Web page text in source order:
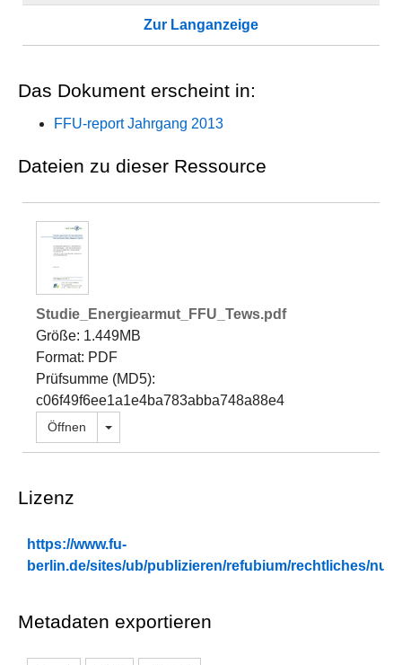
Zur Langanzeige
Das Dokument erscheint in:
FFU-report Jahrgang 2013
Dateien zu dieser Ressource
Studie_Energiearmut_FFU_Tews.pdf
Größe: 1.449MB
Format: PDF
Prüfsumme (MD5):
c06f49f6ee1a1e4ba783abba748a88e4
Öffnen Dropdown öffnen
Lizenz
https://www.fu-
berlin.de/sites/ub/publizieren/refubium/rechtliches/
Metadaten exportieren